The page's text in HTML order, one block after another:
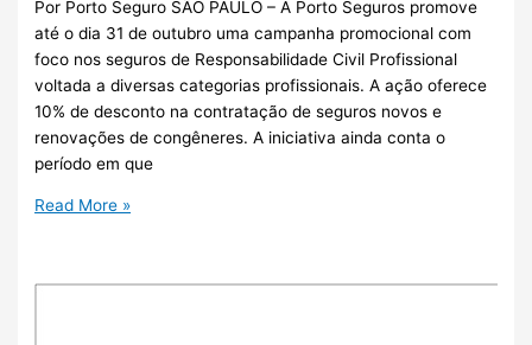
Por Porto Seguro SÃO PAULO – A Porto Seguros promove
até o dia 31 de outubro uma campanha promocional com
foco nos seguros de Responsabilidade Civil Profissional
voltada a diversas categorias profissionais. A ação oferece
10% de desconto na contratação de seguros novos e
renovações de congêneres. A iniciativa ainda conta o
período em que
Read More »